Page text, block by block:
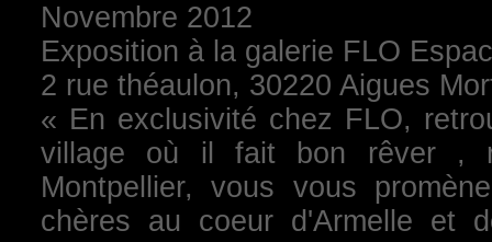
Novembre 2012
Exposition à la galerie FLO
2 rue théaulon, 30220 Aigues
« En exclusivité chez FLO,
village où il fait bon rêver ,
Montpellier, vous vous
chères au coeur d'Armelle et